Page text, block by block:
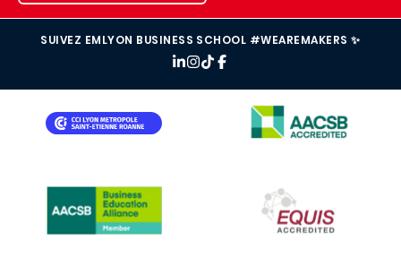
SUIVEZ EMLYON BUSINESS SCHOOL #WEAREMAKERS ✨
IMAGE